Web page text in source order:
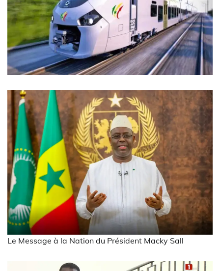
Le Message à la Nation du Président Macky Sall